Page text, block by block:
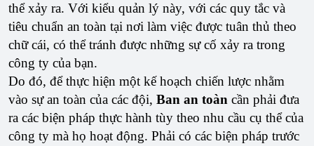
thể xảy ra. Với kiểu quản lý này, với các quy tắc và
tiêu chuẩn an toàn tại nơi làm việc được tuân thủ theo
chữ cái, có thể tránh được những sự cố xảy ra trong
công ty của bạn.
Do đó, để thực hiện một kế hoạch chiến lược nhằm
vào sự an toàn của các đội, Ban an toàn cần phải đưa
ra các biện pháp thực hành tùy theo nhu cầu cụ thể của
công ty mà họ hoạt động. Phải có các biện pháp trước